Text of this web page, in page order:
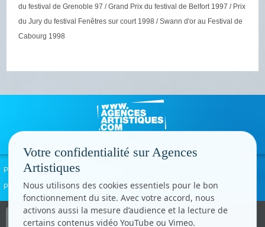
du festival de Grenoble 97 / Grand Prix du festival de Belfort 1997 / Prix
du Jury du festival Fenêtres sur court 1998 / Swann d'or au Festival de
Cabourg 1998
Politique de confidentialité
Paramètres cookies
Copyright © CC.Comunication
Tous droits réservés
Votre confidentialité sur Agences
Artistiques
Nous utilisons des cookies essentiels pour le bon
fonctionnement du site. Avec votre accord, nous
activons aussi la mesure d’audience et la lecture de
certains contenus vidéo YouTube ou Vimeo.